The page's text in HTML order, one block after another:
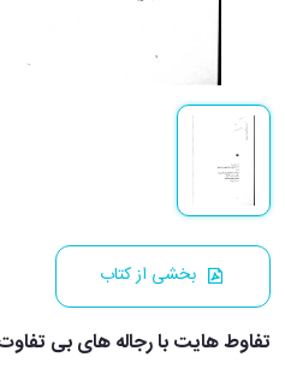
بخشی از کتاب
تفاوط هایت با رجاله های بی